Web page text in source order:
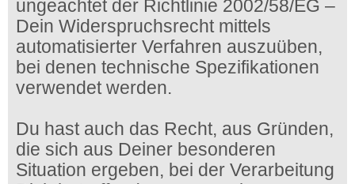
ungeachtet der Richtlinie 2002/58/EG –
Dein Widerspruchsrecht mittels
automatisierter Verfahren auszuüben,
bei denen technische Spezifikationen
verwendet werden.
Du hast auch das Recht, aus Gründen,
die sich aus Deiner besonderen
Situation ergeben, bei der Verarbeitung